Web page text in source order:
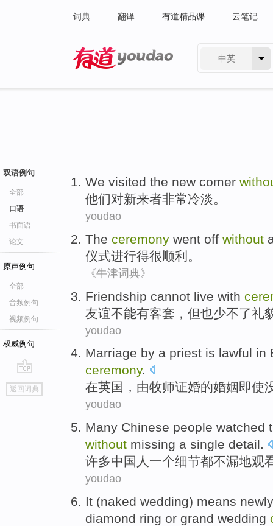
词典 翻译 有道精品课 云笔记
中英
双语例句
全部
口语
书面语
论文
原声例句
全部
音频例句
视频例句
权威例句
go
top
返回词典
We visited the new comer
他们对新来者非常冷淡。
youdao
The ceremony went off without
仪式进行得很顺利 。
《牛津词典》
Friendship cannot live with
友谊不能有客套， 但也少不了礼
youdao
Marriage by a priest is lawful in
ceremony.
在英国 ， 由牧师证婚的婚姻即使
youdao
Many Chinese people watched
without missing a single detail.
许多中国人 一个细节都不漏地观
youdao
It (naked wedding) means
diamond ring or grand wedding